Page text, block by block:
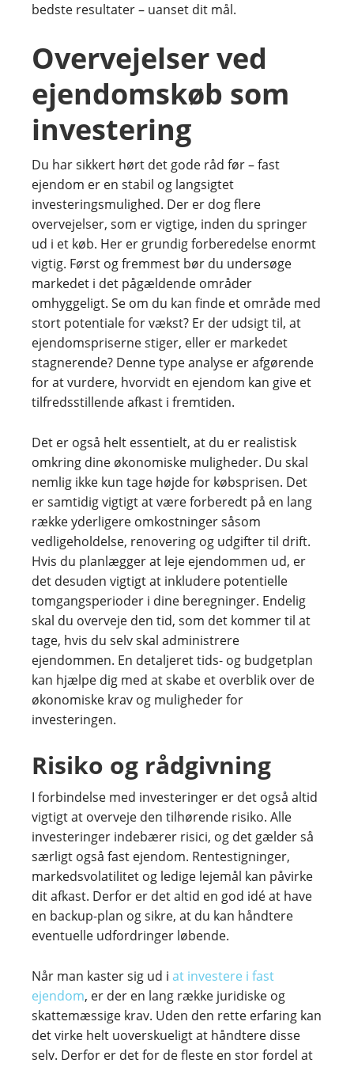
bedste resultater – uanset dit mål.
Overvejelser ved
ejendomskøb som
investering
Du har sikkert hørt det gode råd før – fast
ejendom er en stabil og langsigtet
investeringsmulighed. Der er dog flere
overvejelser, som er vigtige, inden du springer
ud i et køb. Her er grundig forberedelse enormt
vigtig. Først og fremmest bør du undersøge
markedet i det pågældende områder
omhyggeligt. Se om du kan finde et område med
stort potentiale for vækst? Er der udsigt til, at
ejendomspriserne stiger, eller er markedet
stagnerende? Denne type analyse er afgørende
for at vurdere, hvorvidt en ejendom kan give et
tilfredsstillende afkast i fremtiden.
Det er også helt essentielt, at du er realistisk
omkring dine økonomiske muligheder. Du skal
nemlig ikke kun tage højde for købsprisen. Det
er samtidig vigtigt at være forberedt på en lang
række yderligere omkostninger såsom
vedligeholdelse, renovering og udgifter til drift.
Hvis du planlægger at leje ejendommen ud, er
det desuden vigtigt at inkludere potentielle
tomgangsperioder i dine beregninger. Endelig
skal du overveje den tid, som det kommer til at
tage, hvis du selv skal administrere
ejendommen. En detaljeret tids- og budgetplan
kan hjælpe dig med at skabe et overblik over de
økonomiske krav og muligheder for
investeringen.
Risiko og rådgivning
I forbindelse med investeringer er det også altid
vigtigt at overveje den tilhørende risiko. Alle
investeringer indebærer risici, og det gælder så
særligt også fast ejendom. Rentestigninger,
markedsvolatilitet og ledige lejemål kan påvirke
dit afkast. Derfor er det altid en god idé at have
en backup-plan og sikre, at du kan håndtere
eventuelle udfordringer løbende.
Når man kaster sig ud i at investere i fast
ejendom, er der en lang række juridiske og
skattemæssige krav. Uden den rette erfaring kan
det virke helt uoverskueligt at håndtere disse
selv. Derfor er det for de fleste en stor fordel at